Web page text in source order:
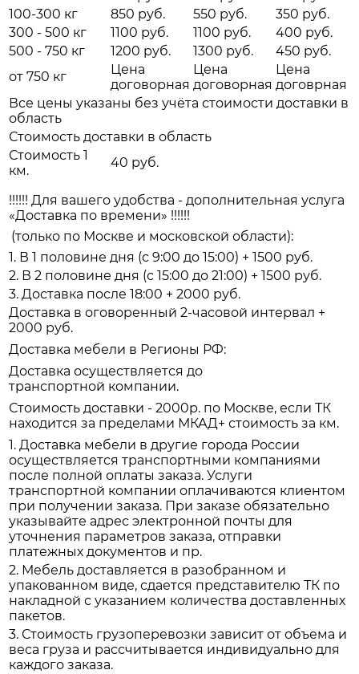
100-300 кг
850 руб. 550 руб.
350 руб.
300 - 500 кг
1100 руб. 1100 руб.
400 руб.
500 - 750 кг
1200 руб. 1300 руб.
450 руб.
от 750 кг
Цена
договорная
Цена
договорная
Цена
договрная
Все цены указаны без учёта стоимости доставки в
область
Стоимость доставки в область
Стоимость 1
км.
40 руб.
!!!!!! Для вашего удобства - дополнительная услуга
«Доставка по времени» !!!!!!
(только по Москве и московской области):
1. В 1 половине дня (с 9:00 до 15:00) + 1500 руб.
2. В 2 половине дня (с 15:00 до 21:00) + 1500 руб.
3. Доставка после 18:00 + 2000 руб.
Доставка в оговоренный 2-часовой интервал +
2000 руб.
Доставка мебели в Регионы РФ:
Доставка осуществляется до
транспортной компании.
Стоимость доставки - 2000р. по Москве, если ТК
находится за пределами МКАД+ стоимость за км.
1. Доставка мебели в другие города России
осуществляется транспортными компаниями
после полной оплаты заказа. Услуги
транспортной компании оплачиваются клиентом
при получении заказа. При заказе обязательно
указывайте адрес электронной почты для
уточнения параметров заказа, отправки
платежных документов и пр.
2. Мебель доставляется в разобранном и
упакованном виде, сдается представителю ТК по
накладной с указанием количества доставленных
пакетов.
3. Стоимость грузоперевозки зависит от объема и
веса груза и рассчитывается индивидуально для
каждого заказа.